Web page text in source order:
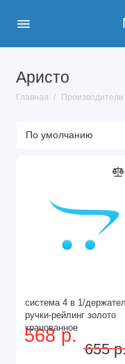
Аристо
Главная Производители
система 4 в 1/
ручки-рейлинг золото
крацованное
/568 р.
655